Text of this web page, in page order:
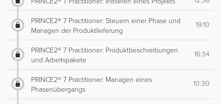
PRINCE2® 7 Practitioner: Steuern einer Phase und
Managen der Produktlieferung
19:10
PRINCE2® 7 Practitioner: Produktbeschreibungen
und Arbeitspakete
16:34
PRINCE2® 7 Practitioner: Managen eines
Phasenübergangs
10:30